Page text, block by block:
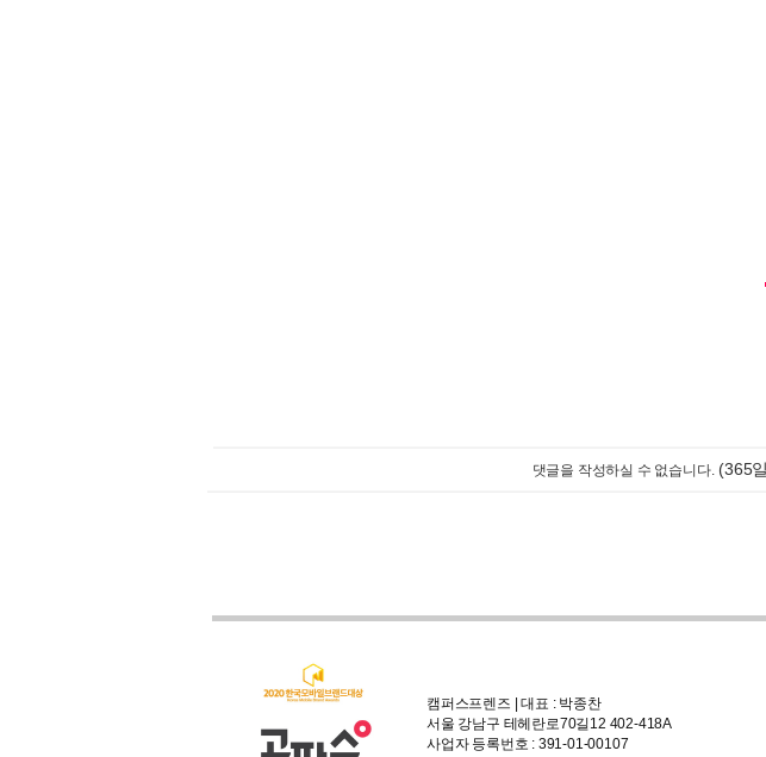
댓글을 작성하실 수 없습니다. (365
캠퍼스프렌즈 | 대표 : 박종찬
서울 강남구 테헤란로70길12 402-418A
사업자 등록번호 : 391-01-00107